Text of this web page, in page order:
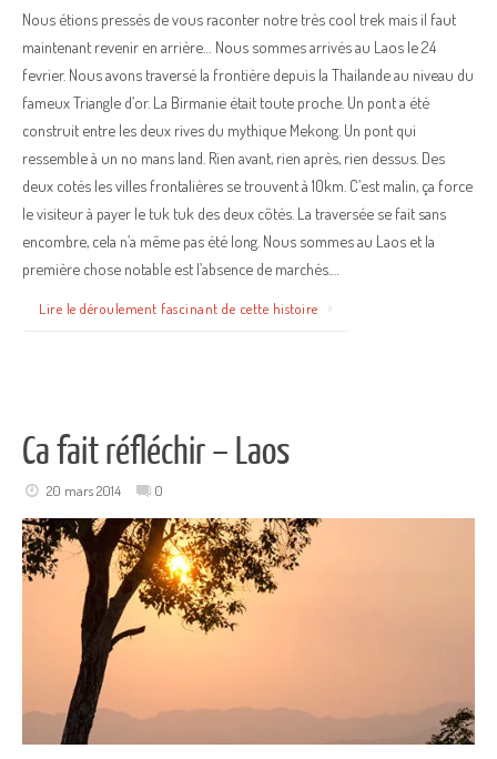
Nous étions pressés de vous raconter notre très cool trek mais il faut
maintenant revenir en arrière… Nous sommes arrivés au Laos le 24
fevrier. Nous avons traversé la frontière depuis la Thailande au niveau du
fameux Triangle d’or. La Birmanie était toute proche. Un pont a été
construit entre les deux rives du mythique Mekong. Un pont qui
ressemble à un no mans land. Rien avant, rien après, rien dessus. Des
deux cotés les villes frontalières se trouvent à 10km. C’est malin, ça force
le visiteur à payer le tuk tuk des deux côtés. La traversée se fait sans
encombre, cela n’a même pas été long. Nous sommes au Laos et la
première chose notable est l’absence de marchés.…
Lire le déroulement fascinant de cette histoire
Ca fait réfléchir – Laos
20 mars 2014 0